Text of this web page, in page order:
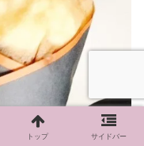
トップ サイドバー